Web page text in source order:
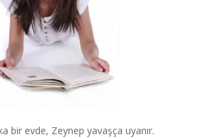
bir evde, Zeynep yavaşça uyanır.